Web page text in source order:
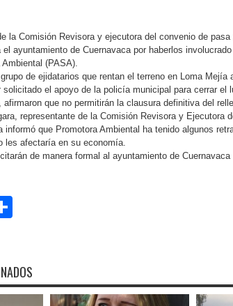
la Comisión Revisora y ejecutora del convenio de
ayuntamiento de Cuernavaca por haberlos
(PASA).
de ejidatarios que rentan el terreno en Loma Mejía
solicitado el apoyo de la policía municipal para cerrar el
afirmaron que no permitirán la clausura definitiva del
representante de la Comisión Revisora y Ejecutora
informó que Promotora Ambiental ha tenido algunos
les afectaría en su economía.
de manera formal al ayuntamiento de